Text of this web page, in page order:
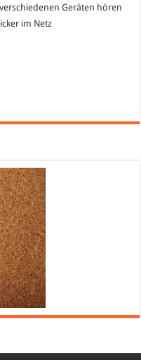
Geräten hören
im Netz